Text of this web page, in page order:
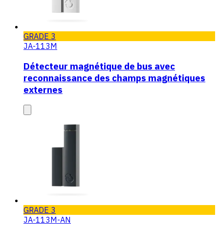
GRADE 3
JA-113M
Détecteur magnétique de bus avec
reconnaissance des champs magnétiques
externes
GRADE 3
JA-113M-AN